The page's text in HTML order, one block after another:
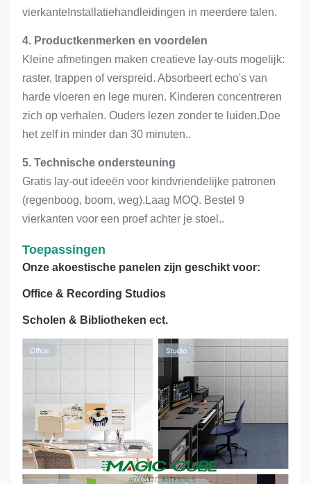
vierkanteInstallatiehandleidingen in meerdere talen.
4. Productkenmerken en voordelen
Kleine afmetingen maken creatieve lay-outs mogelijk:
raster, trappen of verspreid. Absorbeert echo's van
harde vloeren en lege muren. Kinderen concentreren
zich op verhalen. Ouders lezen zonder te luiden.Doe
het zelf in minder dan 30 minuten..
5. Technische ondersteuning
Gratis lay-out ideeën voor kindvriendelijke patronen
(regenboog, boom, weg).Laag MOQ. Bestel 9
vierkanten voor een proef achter je stoel..
Toepassingen
Onze akoestische panelen zijn geschikt voor:
Office & Recording Studios
Scholen & Bibliotheken ect.